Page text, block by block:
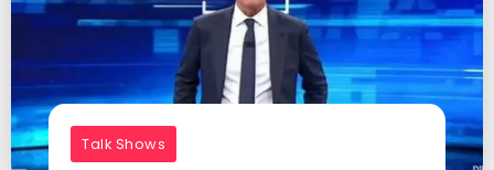
Talk Shows